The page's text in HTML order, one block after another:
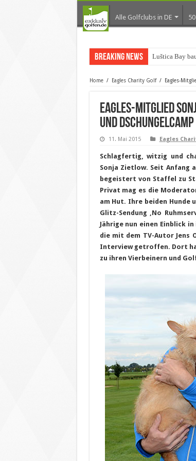
Alle Golfclubs in DE
Breaking News Luštica Bay
Home / Eagles Charity Golf / Eagles-
Eagles-Mitglied
und DschungelCamp
11. Mai 2015 Eagles
Schlagfertig, witzig und
Sonja Zietlow. Seit Anfang
begeistert von Staffel zu
Privat mag es die
am Hut. Ihre beiden Hunde
Glitz-Sendung ‚No
Jährige nun einen Einblick
die mit dem TV-Autor Jens
Interview getroffen. Dort
zu ihren Vierbeinern und